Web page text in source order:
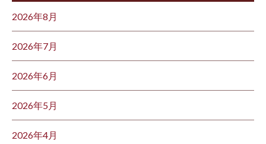
2026年8月
2026年7月
2026年6月
2026年5月
2026年4月